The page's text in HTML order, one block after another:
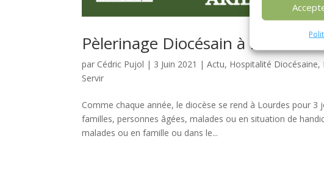
Pèlerinage Diocésain à Lourdes
par Cédric Pujol | 3 Juin 2021 |Actu, Hospitalité Diocésaine,
Servir
Comme chaque année, le diocèse se rend à Lourdes pour
familles, personnes âgées, malades ou en situation de
malades ou en famille ou dans le...